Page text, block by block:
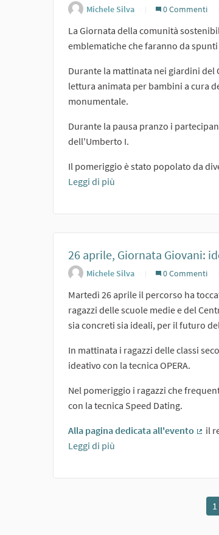
Michele Silva 0 Commenti
La Giornata della comunità
emblematiche che faranno da
Durante la mattinata nei giardini del
lettura animata per bambini a cura
monumentale.
Durante la pausa pranzo i
dell'Umberto I.
Il pomeriggio è stato popolato da
Leggi di più
26 aprile, Giornata Giovani:
Michele Silva 0 Commenti
Martedì 26 aprile il percorso ha
ragazzi delle scuole medie e del
sia concreti sia ideali, per il futuro
In mattinata i ragazzi delle classi
ideativo con la tecnica OPERA.
Nel pomeriggio i ragazzi che
con la tecnica Speed Dating.
Alla pagina dedicata all'evento
il
Leggi di più
1